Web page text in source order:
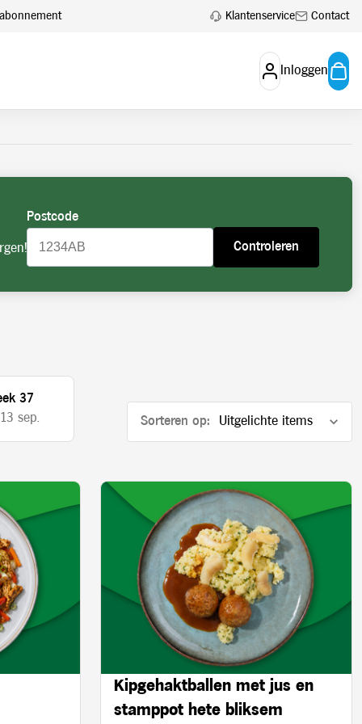
Klantenservice Contact
Inloggen
aan. Account aanvragen
Postcode
Controleren
37
sep.
Sorteren op:
Kipgehaktballen met jus en
stamppot hete bliksem